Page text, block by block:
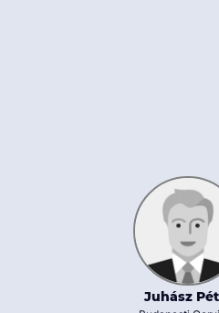
Juhász